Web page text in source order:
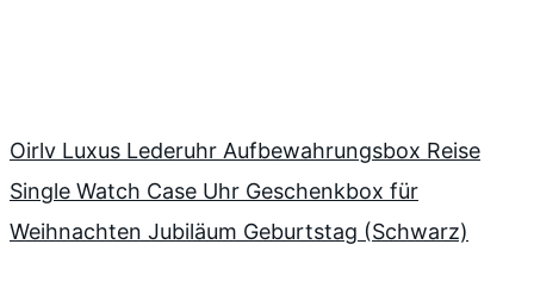
Oirlv Luxus Lederuhr Aufbewahrungsbox Reise
Single Watch Case Uhr Geschenkbox für
Weihnachten Jubiläum Geburtstag (Schwarz)